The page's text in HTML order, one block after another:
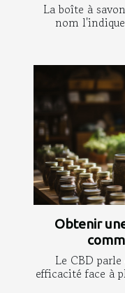
La boîte à
nom
Obtenir
Le CBD
efficacité face à